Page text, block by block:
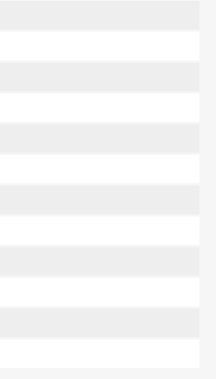
(art. 6 ust. 1
Panu prawo do
na podstawie
wniesienia skargi do
osobowych